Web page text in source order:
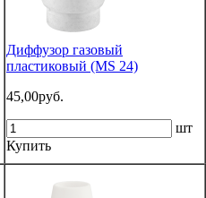
Диффузор газовый
пластиковый (MS 24)
45,00руб.
шт
Купить